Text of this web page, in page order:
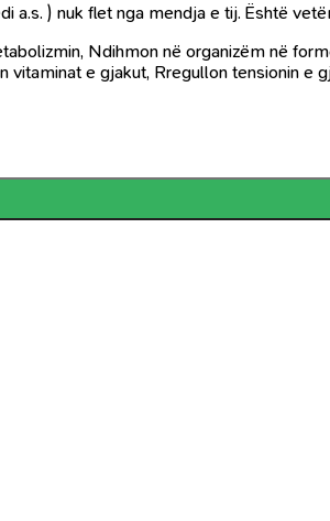
a.s. ) nuk flet nga mendja e tij. Është
Ndihmon në organizëm në
e gjakut, Rregullon tensionin e